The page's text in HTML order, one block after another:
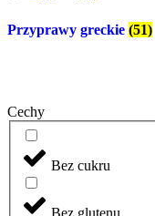
Przyprawy greckie (51)
Cechy
Bez cukru